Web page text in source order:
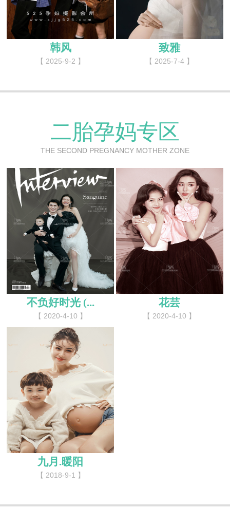
韩风
【 2025-9-2 】
致雅
【 2025-7-4 】
二胎孕妈专区
THE SECOND PREGNANCY MOTHER ZONE
不负好时光 (...
【 2020-4-10 】
花芸
【 2020-4-10 】
九月.暖阳
【 2018-9-1 】